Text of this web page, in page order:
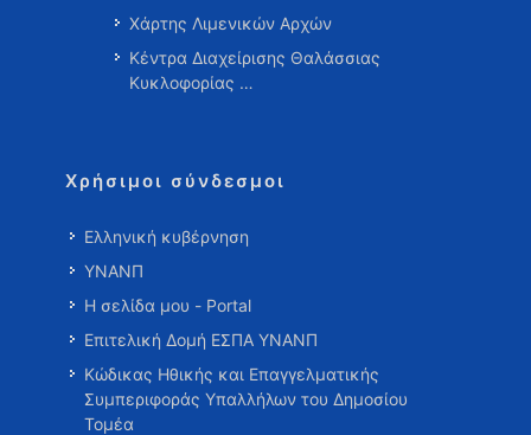
Χάρτης Λιμενικών Αρχών
Κέντρα Διαχείρισης Θαλάσσιας
Κυκλοφορίας …
Χρήσιμοι σύνδεσμοι
Ελληνική κυβέρνηση
ΥΝΑΝΠ
Η σελίδα μου - Portal
Επιτελική Δομή ΕΣΠΑ ΥΝΑΝΠ
Κώδικας Ηθικής και Επαγγελματικής
Συμπεριφοράς Υπαλλήλων του Δημοσίου
Τομέα